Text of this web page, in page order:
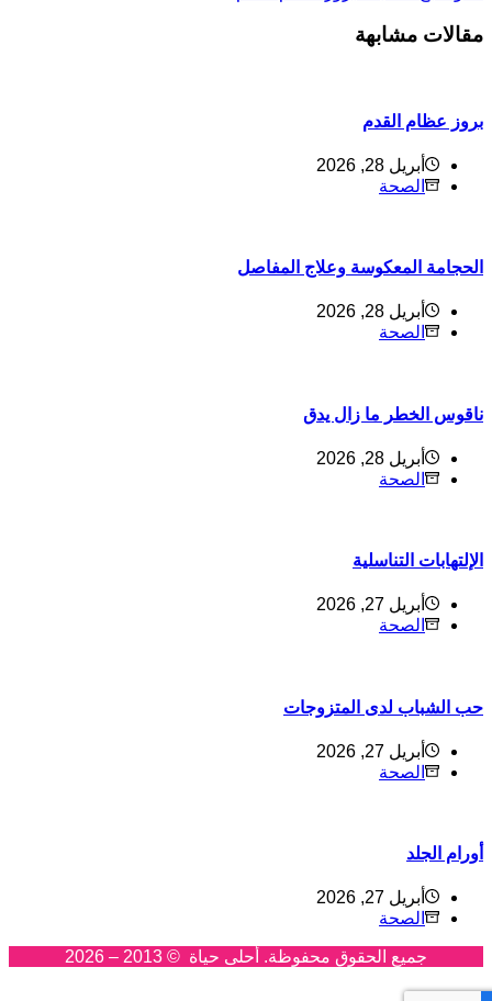
مشابهة
عظام القدم
أبريل 28, 2026
الصحة
المعكوسة وعلاج المفاصل
أبريل 28, 2026
الصحة
الخطر ما زال يدق
أبريل 28, 2026
الصحة
التناسلية
أبريل 27, 2026
الصحة
الشباب لدى المتزوجات
أبريل 27, 2026
الصحة
الجلد
أبريل 27, 2026
الصحة
جميع الحقوق محفوظة. أحلى حياة © 2013 – 2026